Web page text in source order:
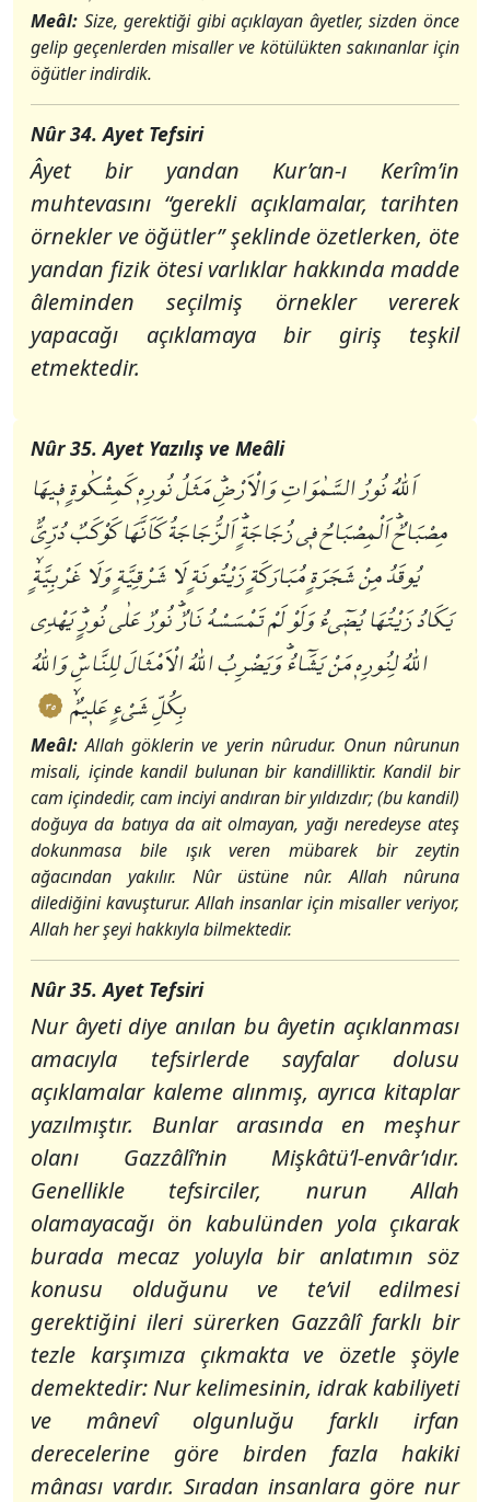
Meâl: Size, gerektiği gibi açıklayan âyetler, sizden önce
gelip geçenlerden misaller ve kötülükten sakınanlar için
öğütler indirdik.
Nûr 34. Ayet Tefsiri
Âyet bir yandan Kur’an-ı Kerîm’in
muhtevasını “gerekli açıklamalar, tarihten
örnekler ve öğütler” şeklinde özetlerken, öte
yandan fizik ötesi varlıklar hakkında madde
âleminden seçilmiş örnekler vererek
yapacağı açıklamaya bir giriş teşkil
etmektedir.
Nûr 35. Ayet Yazılış ve Meâli
اَللّٰهُ نُورُ السَّمٰوَاتِ وَالْاَرْضِؕ مَثَلُ نُورِهٖ كَمِشْكٰوةٍ فٖيهَا
مِصْبَاحٌؕ اَلْمِصْبَاحُ فٖي زُجَاجَةٍؕ اَلزُّجَاجَةُ كَاَنَّهَا كَوْكَبٌ دُرِّيٌّ
يُوقَدُ مِنْ شَجَرَةٍ مُبَارَكَةٍ زَيْتُونَةٍ لَا شَرْقِيَّةٍ وَلَا غَرْبِيَّةٍۙ
يَكَادُ زَيْتُهَا يُضٖٓيءُ وَلَوْ لَمْ تَمْسَسْهُ نَارٌؕ نُورٌ عَلٰى نُورٍؕ يَهْدِي
اللّٰهُ لِنُورِهٖ مَنْ يَشَٓاءُؕ وَيَضْرِبُ اللّٰهُ الْاَمْثَالَ لِلنَّاسِؕ وَاللّٰهُ
بِكُلِّ شَيْءٍ عَلٖيمٌۙ ٣٥
Meâl:Allah göklerin ve yerin nûrudur. Onun nûrunun
misali, içinde kandil bulunan bir kandilliktir. Kandil bir
cam içindedir, cam inciyi andıran bir yıldızdır; (bu kandil)
doğuya da batıya da ait olmayan, yağı neredeyse ateş
dokunmasa bile ışık veren mübarek bir zeytin
ağacından yakılır. Nûr üstüne nûr. Allah nûruna
dilediğini kavuşturur. Allah insanlar için misaller veriyor,
Allah her şeyi hakkıyla bilmektedir.
Nûr 35. Ayet Tefsiri
Nur âyeti diye anılan bu âyetin açıklanması
amacıyla tefsirlerde say­falar dolusu
açıklamalar kaleme alınmış, ayrıca kitaplar
yazılmıştır. Bunlar arasında en meşhur
olanı Gazzâlî’nin Mişkâtü’l-envâr’ıdır.
Genellikle tefsirciler, nurun Allah
olamayacağı ön kabulünden yola çıkarak
burada mecaz yoluyla bir anlatımın söz
konusu olduğunu ve te’vil edilmesi
gerektiğini ileri sürerken Gazzâlî farklı bir
tezle karşımıza çıkmakta ve özetle şöyle
demektedir: Nurkelimesinin, idrak kabiliyeti
ve mânevî olgunluğu farklı irfan
derecelerine göre birden fazla hakiki
mânası vardır. Sıradan insanlara göre nur